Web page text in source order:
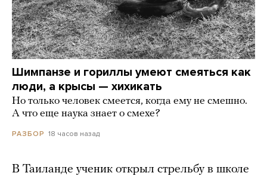
Шимпанзе и гориллы умеют смеяться как
люди, а крысы — хихикать
Но только человек смеется, когда ему не смешно.
А что еще наука знает о смехе?
РАЗБОР 18 часов назад
В Таиланде ученик открыл стрельбу в школе